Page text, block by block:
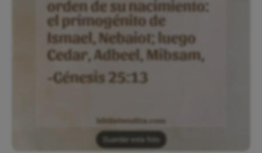
Guardar esta foto